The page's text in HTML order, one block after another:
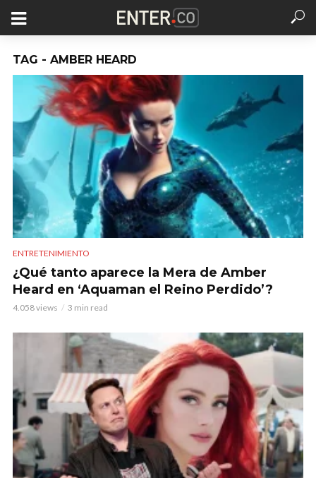
TAG - AMBER HEARD
ENTRETENIMIENTO
¿Qué tanto aparece la Mera de Amber
Heard en ‘Aquaman el Reino Perdido’?
4.058 views 3 min read